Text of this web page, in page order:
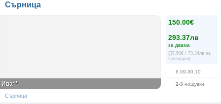
Сърница
150.00€
293.37лв
за двама
(37.50€ / 73.34лв на
човек/ден)
6.09-30.10
2-3 нощувки
Ива**
Сърница